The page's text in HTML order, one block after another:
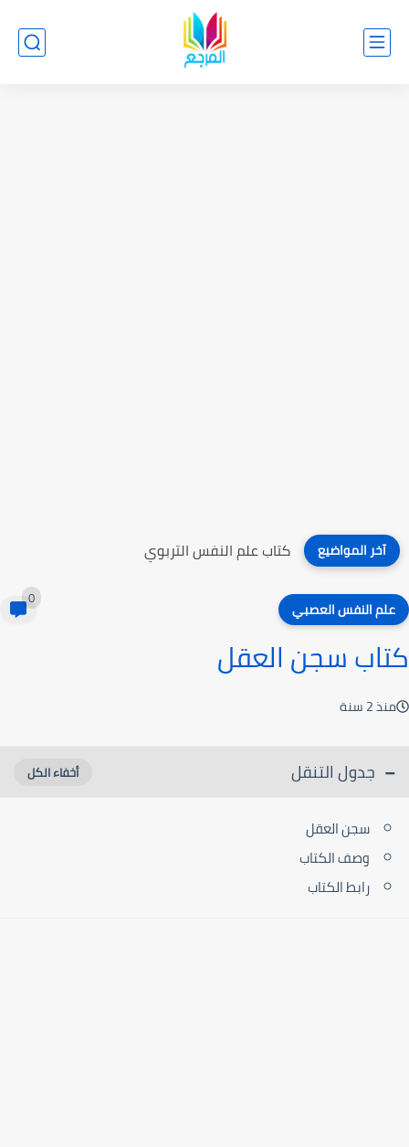
آخر المواضيع كتاب علم النفس التربوي
علم النفس العصبي 0
كتاب سجن العقل
منذ 2 سنة
جدول التنقل
سجن العقل
وصف الكتاب
رابط الكتاب